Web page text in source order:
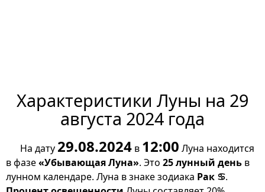
Характеристики Луны на 29
августа 2024 года
На дату 29.08.2024 в 12:00 Луна находится
в фазе«Убывающая Луна». Это 25 лунный день в
лунном календаре. Луна в знаке зодиака Рак ♋.